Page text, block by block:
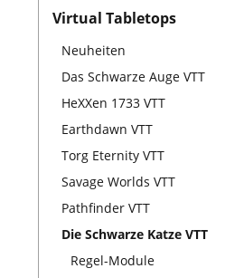
Virtual Tabletops
Neuheiten
Das Schwarze Auge VTT
HeXXen 1733 VTT
Earthdawn VTT
Torg Eternity VTT
Savage Worlds VTT
Pathfinder VTT
Die Schwarze Katze VTT
Regel-Module